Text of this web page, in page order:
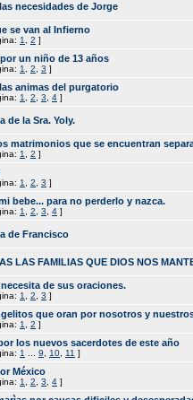
necesidades de Jorge
se van al Infierno
1 2 ]
un niño de 13 años
1 2 3 ]
animas del purgatorio
1 2 3 4 ]
de la Sra. Yoly.
matrimonios que se encuentran
1 2 ]
1 2 3 ]
bebe... para no perderlo y nazca.
1 2 3 4 ]
de Francisco
LAS FAMILIAS QUE DIOS NOS
de sus oraciones.
1 2 3 ]
que oran por nosotros y
1 2 ]
los nuevos sacerdotes de este año
1 9 10 11 ]
México
1 2 3 4 ]